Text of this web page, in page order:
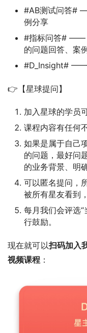
#AB测试问答#
例分享
#指标问答# ——
的问题回答、案
#D_Insight# ——
👉【星球提问】
加入星球的学员
课程内容有任何
如果是属于自己
的问题，最好问
的业务背景、明
可以匿名提问，
被所有星友看到
每月我们会评选
行鼓励。
现在就可以扫码加入
视频课程 ：